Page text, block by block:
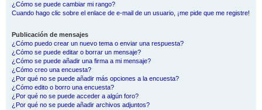
¿Cómo se puede cambiar mi rango?
Cuando hago clic sobre el enlace de e-mail de un usuario, ¡me pide que me registre!
Publicación de mensajes
¿Cómo puedo crear un nuevo tema o enviar una respuesta?
¿Cómo se puede editar o borrar un mensaje?
¿Cómo se puede añadir una firma a mi mensaje?
¿Cómo creo una encuesta?
¿Por qué no se puede añadir más opciones a la encuesta?
¿Cómo edito o borro una encuesta?
¿Por qué no se puede acceder a algún foro?
¿Por qué no se puede añadir archivos adjuntos?